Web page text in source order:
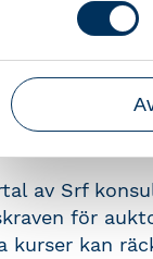
ett flertal
Hitta
av Srf
för
kurser kan